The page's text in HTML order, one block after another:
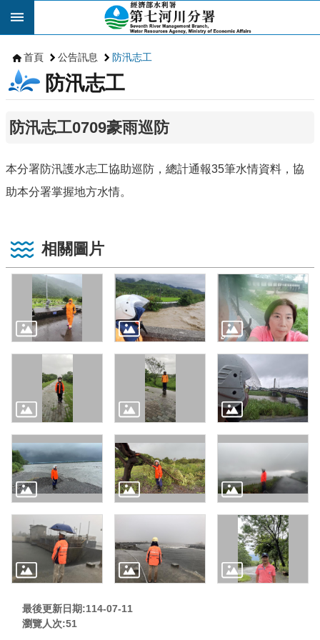
跳到主要內容區塊
首頁 公告訊息 防汛志工
防汛志工
防汛志工0709豪雨巡防
本分署防汛護水志工協助巡防，總計通報35筆水情資料，協
助本分署掌握地方水情。
相關圖片
最後更新日期:114-07-11
瀏覽人次:51